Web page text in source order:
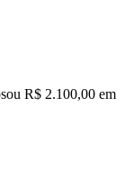
ou R$ 2.100,00 em